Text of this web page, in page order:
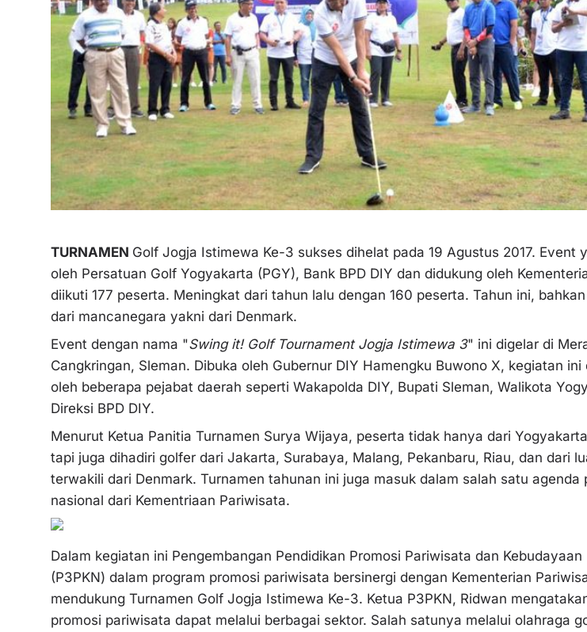
TURNAMEN Golf Jogja Istimewa Ke-3 sukses dihelat pada 19 Agustus 2017. Event
oleh Persatuan Golf Yogyakarta (PGY), Bank BPD DIY dan didukung oleh
diikuti 177 peserta. Meningkat dari tahun lalu dengan 160 peserta. Tahun ini,
dari mancanegara yakni dari Denmark.
Event dengan nama "Swing it! Golf Tournament Jogja Istimewa 3" ini digelar di
Cangkringan, Sleman. Dibuka oleh Gubernur DIY Hamengku Buwono X, kegiatan ini
oleh beberapa pejabat daerah seperti Wakapolda DIY, Bupati Sleman, Walikota
Direksi BPD DIY.
Menurut Ketua Panitia Turnamen Surya Wijaya, peserta tidak hanya dari
tapi juga dihadiri golfer dari Jakarta, Surabaya, Malang, Pekanbaru, Riau, dan dari
terwakili dari Denmark. Turnamen tahunan ini juga masuk dalam salah satu agenda
nasional dari Kementriaan Pariwisata.
Dalam kegiatan ini Pengembangan Pendidikan Promosi Pariwisata dan Kebudayaan
(P3PKN) dalam program promosi pariwisata bersinergi dengan Kementerian
mendukung Turnamen Golf Jogja Istimewa Ke-3. Ketua P3PKN, Ridwan
promosi pariwisata dapat melalui berbagai sektor. Salah satunya melalui olahraga